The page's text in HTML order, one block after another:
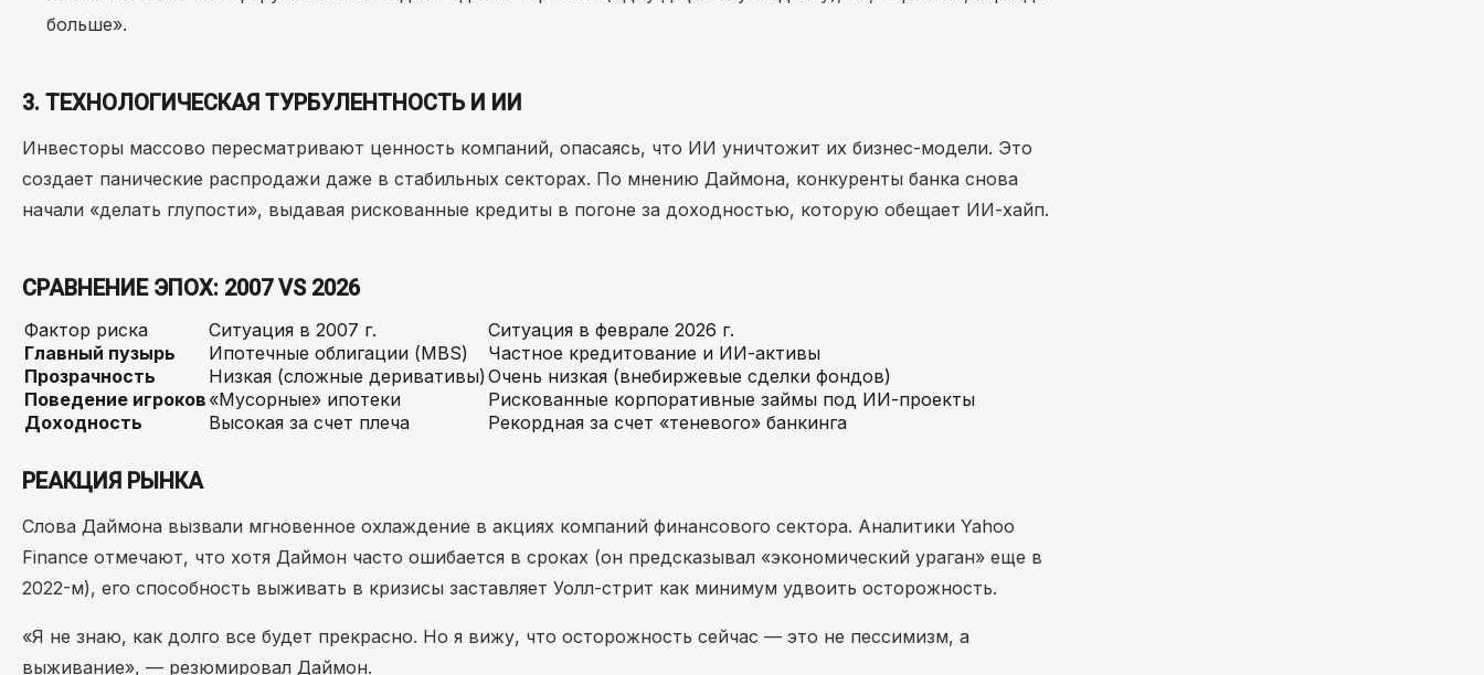
больше».
3. ТЕХНОЛОГИЧЕСКАЯ ТУРБУЛЕНТНОСТЬ И ИИ
Инвесторы массово пересматривают ценность компаний, опасаясь, что ИИ уничтожит их бизнес-модели. Это
создает панические распродажи даже в стабильных секторах. По мнению Даймона, конкуренты банка снова
начали «делать глупости», выдавая рискованные кредиты в погоне за доходностью, которую обещает ИИ-хайп.
СРАВНЕНИЕ ЭПОХ: 2007 VS 2026
Фактор риска Ситуация в 2007 г.
Ситуация в феврале 2026 г.
Главный пузырь
Ипотечные облигации (MBS)
Частное кредитование и ИИ-активы
Прозрачность
Низкая (сложные деривативы)Очень низкая (внебиржевые сделки фондов)
Поведение игроков «Мусорные» ипотеки
Рискованные корпоративные займы под ИИ-проекты
Доходность
Высокая за счет плеча Рекордная за счет «теневого» банкинга
РЕАКЦИЯ РЫНКА
Слова Даймона вызвали мгновенное охлаждение в акциях компаний финансового сектора. Аналитики Yahoo
Finance отмечают, что хотя Даймон часто ошибается в сроках (он предсказывал «экономический ураган» еще в
2022-м), его способность выживать в кризисы заставляет Уолл-стрит как минимум удвоить осторожность.
«Я не знаю, как долго все будет прекрасно. Но я вижу, что осторожность сейчас — это не пессимизм, а
выживание», — резюмировал Даймон.